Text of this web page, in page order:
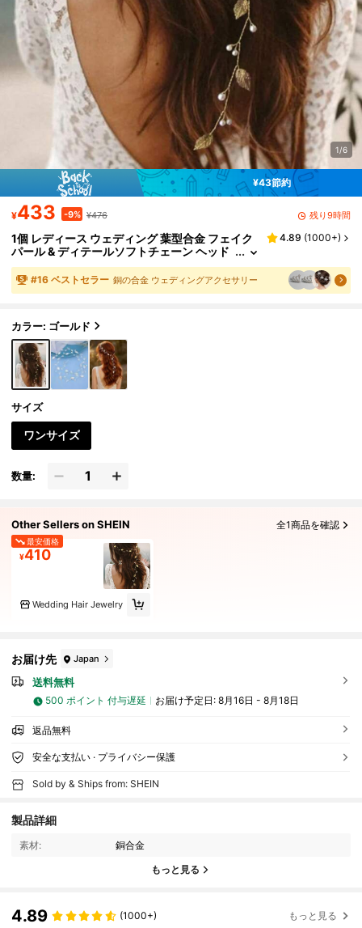
1/6
¥43節約
¥433 -9% ¥476 残り9時間
1個 レディース ウェディング 葉型合金 フェイク
パール & ディテールソフトチェーン ヘッド
ピース エレガントティアラ
4.89 (1000+)
#16 ベストセラー 銅の合金 ウェディングアクセサリー
カラー: ゴールド
サイズ
ワンサイズ
数量:
Other Sellers on SHEIN 全1商品を確認
最安価格
¥410
Wedding Hair Jewelry
お届け先 Japan
送料無料
500 ポイント 付与遅延 お届け予定日: 8月16日 - 8月18日
返品無料
安全な支払い · プライバシー保護
Sold by & Ships from: SHEIN
製品詳細
素材: 銅合金
もっと見る
4.89 (1000+)
もっと見る